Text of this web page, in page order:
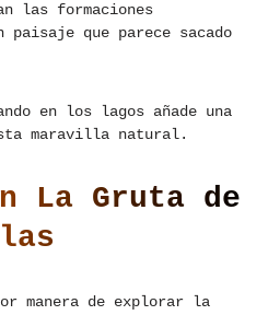
las formaciones
paisaje que parece sacado
en los lagos añade una
maravilla natural.
La Gruta de
manera de explorar la